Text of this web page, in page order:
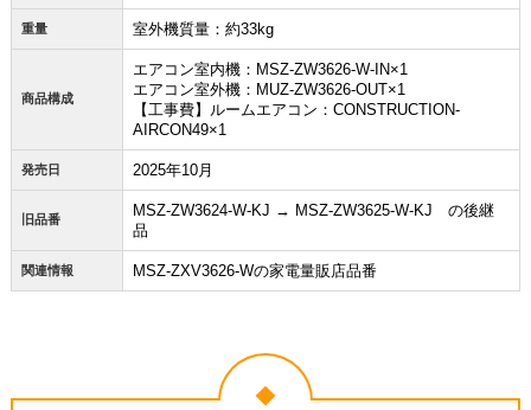
重量 室外機質量：約33kg
商品構成
エアコン室内機：MSZ-ZW3626-W-IN×1
エアコン室外機：MUZ-ZW3626-OUT×1
【工事費】ルームエアコン：CONSTRUCTION-
AIRCON49×1
発売日 2025年10月
旧品番
MSZ-ZW3624-W-KJ → MSZ-ZW3625-W-KJ の後継
品
関連情報 MSZ-ZXV3626-Wの家電量販店品番